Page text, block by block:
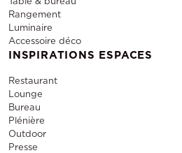
Rangement
Luminaire
Accessoire déco
INSPIRATIONS ESPACES
Restaurant
Lounge
Bureau
Plénière
Outdoor
Presse